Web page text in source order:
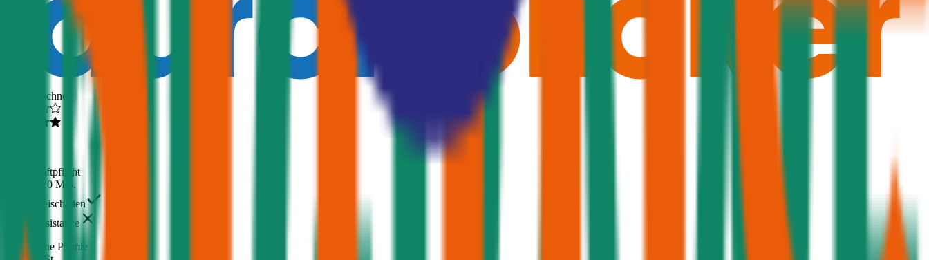
Ausgezeichnet
Haftpflicht
€ 20 Mio.
Freischaden
Assistance
Monatliche Prämie